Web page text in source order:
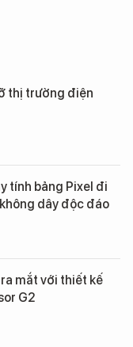
thị trường điện
tính bảng Pixel đi
dây độc đáo
mắt với thiết kế
G2